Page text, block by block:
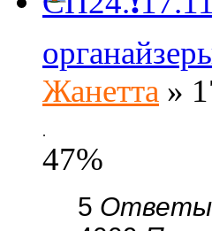
Жанетта »
.
47%
5 Ответы